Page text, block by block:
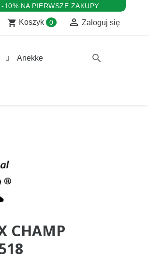
-10% NA PIERWSZE ZAKUPY
shopping_cart Koszyk 0  Zaloguj się
Anekke search
CHAMP